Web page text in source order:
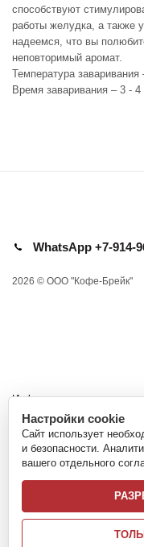
способствуют
работы желудка, а также
надеемся, что вы
неповторимый аромат.
Температура заваривания
Время заваривания – 3 - 4
WhatsApp +7-914-
2026 © ООО "Кофе-Брейк"
Информация
офертой и носит
*Nespresso и Неспрессо -
des Produits Nestlé S.A.
www.flame-coffee.ru и
Политика обработки
Настройки cookie
Сайт использует
и безопасности.
вашего отдельного